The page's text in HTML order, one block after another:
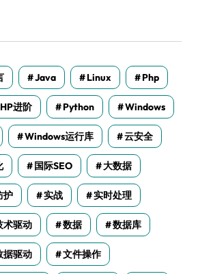
Java Linux Php
进阶 Python Windows
Windows运行库 云安全
国际SEO 大数据
护 实战 实时处理
术驱动 数据 数据库
据驱动 文件操作